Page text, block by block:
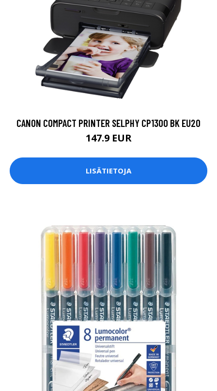
CANON COMPACT PRINTER SELPHY CP1300 BK EU20
147.9 EUR
LISÄTIETOJA